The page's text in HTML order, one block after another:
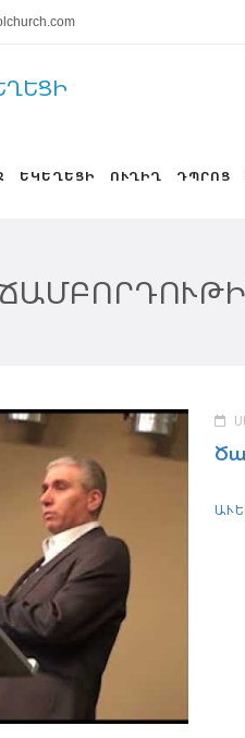
ԵԿԵՂԵՑԻ ՈՒՂԻՂ ԴՊՐՈՑ